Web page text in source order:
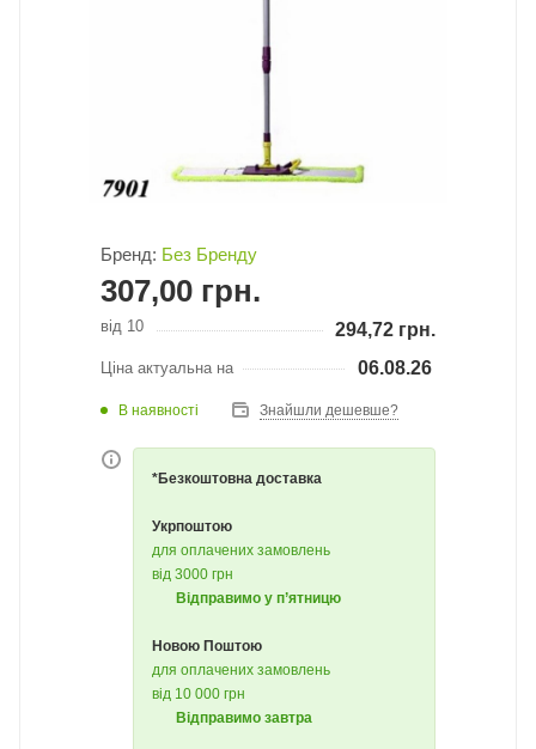
Бренд: Без Бренду
307,00 грн.
від 10 294,72 грн.
Ціна актуальна на 06.08.26
В наявності Знайшли дешевше?
*Безкоштовна доставка
Укрпоштою
для оплачених замовлень
від 3000 грн
Відправимо у п’ятницю
Новою Поштою
для оплачених замовлень
від 10 000 грн
Відправимо завтра